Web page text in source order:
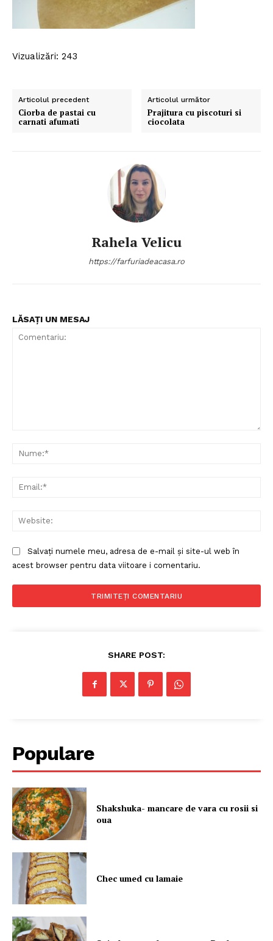
Vizualizări: 243
Articolul precedent
Ciorba de pastai cu
carnati afumati
Articolul următor
Prajitura cu piscoturi si
ciocolata
Rahela Velicu
https://farfuriadeacasa.ro
LĂSAȚI UN MESAJ
Salvați numele meu, adresa de e-mail și site-ul web în
acest browser pentru data viitoare i comentariu.
SHARE POST:
Populare
Shakshuka- mancare de vara cu rosii si
oua
Chec umed cu lamaie